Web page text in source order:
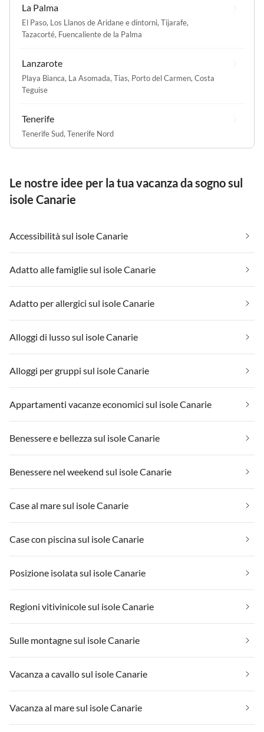
La Palma
El Paso, Los Llanos de Aridane e dintorni, Tijarafe,
Tazacorté, Fuencaliente de la Palma
Lanzarote
Playa Bianca, La Asomada, Tias, Porto del Carmen, Costa
Teguise
Tenerife
Tenerife Sud, Tenerife Nord
Le nostre idee per la tua vacanza da sogno sul
isole Canarie
Accessibilità sul isole Canarie
Adatto alle famiglie sul isole Canarie
Adatto per allergici sul isole Canarie
Alloggi di lusso sul isole Canarie
Alloggi per gruppi sul isole Canarie
Appartamenti vacanze economici sul isole Canarie
Benessere e bellezza sul isole Canarie
Benessere nel weekend sul isole Canarie
Case al mare sul isole Canarie
Case con piscina sul isole Canarie
Posizione isolata sul isole Canarie
Regioni vitivinicole sul isole Canarie
Sulle montagne sul isole Canarie
Vacanza a cavallo sul isole Canarie
Vacanza al mare sul isole Canarie